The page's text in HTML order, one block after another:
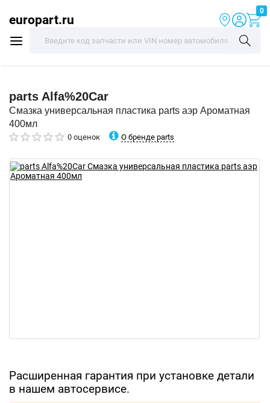
europart.ru
0
parts Alfa%20Car
Смазка универсальная пластика parts аэр Ароматная
400мл
0 оценок О бренде parts
Расширенная гарантия при установке детали
в нашем автосервисе.